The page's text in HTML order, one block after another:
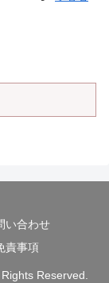
い合わせ
責事項
Reserved.